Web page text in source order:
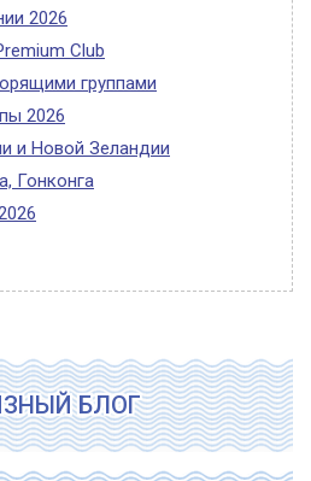
2026
Club
группами
2026
и Новой Зеландии
Гонконга
БЛОГ